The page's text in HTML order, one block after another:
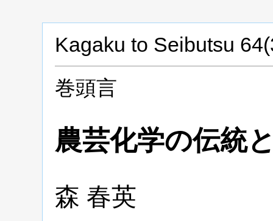
Kagaku to Seibutsu
巻頭言
農芸化学の伝統
森 春英